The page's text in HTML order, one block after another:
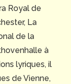
Royal de
La
de la
à
lyriques, il
de Vienne,